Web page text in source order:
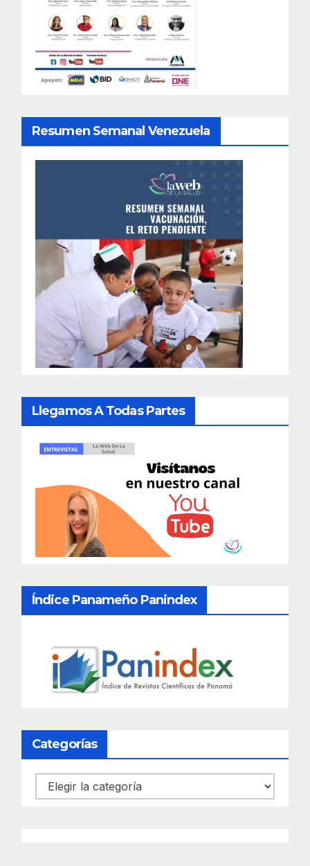
Resumen Semanal Venezuela
Llegamos A Todas Partes
Índice Panameño Panindex
Categorías
Categorías